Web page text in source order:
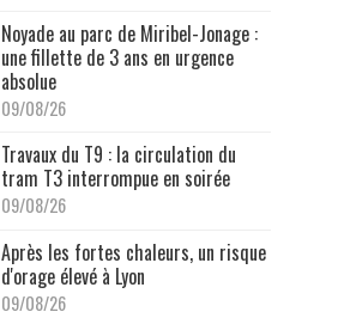
Noyade au parc de Miribel-Jonage :
une fillette de 3 ans en urgence
absolue
09/08/26
Travaux du T9 : la circulation du
tram T3 interrompue en soirée
09/08/26
Après les fortes chaleurs, un risque
d'orage élevé à Lyon
09/08/26